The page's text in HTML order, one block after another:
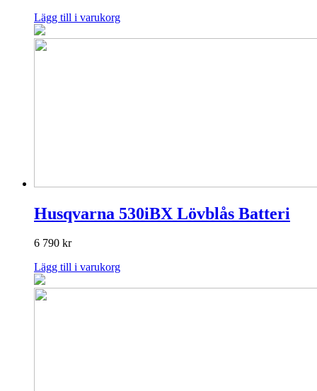
Lägg till i varukorg
Husqvarna 530iBX Lövblås Batteri
6 790 kr
Lägg till i varukorg